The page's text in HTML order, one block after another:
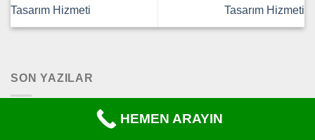
Tasarım Hizmeti
Tasarım Hizmeti
SON YAZILAR
İzmir Şirinyer Komple Ev Tadilat Fiyatları
HEMEN ARAYIN